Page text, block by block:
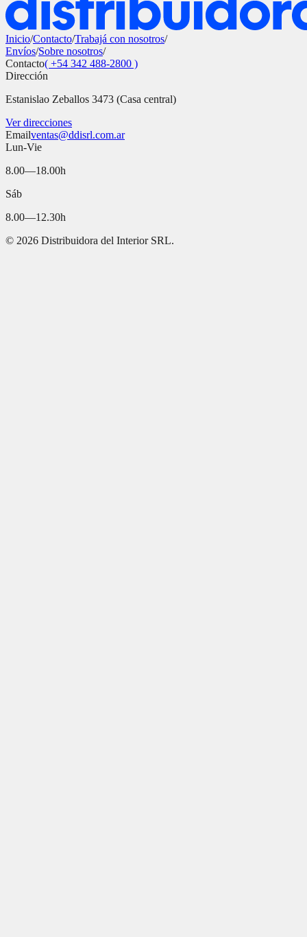
Inicio/Contacto/Trabajá con nosotros/
Envíos/Sobre nosotros/
Contacto( +54 342 488-2800 )
Dirección
Estanislao Zeballos 3473 (Casa central)
Ver direcciones
Emailventas@ddisrl.com.ar
Lun-Vie
8.00—18.00h
Sáb
8.00—12.30h
© 2026 Distribuidora del Interior SRL.